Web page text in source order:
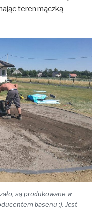
teren mączką
są produkowane w
basenu ;). Jest